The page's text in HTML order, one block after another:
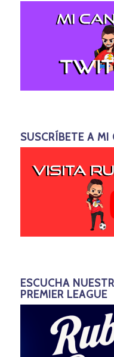
SUSCRÍBETE A MI
ESCUCHA
PREMIER LEAGUE